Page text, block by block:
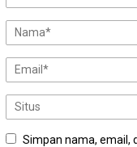
Simpan nama, email,